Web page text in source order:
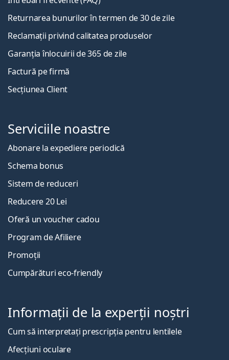
Returnarea bunurilor în termen de 30 de zile
Reclamații privind calitatea produselor
Garanția înlocuirii de 365 de zile
Factură pe firmă
Secțiunea Client
Serviciile noastre
Abonare la expediere periodică
Schema bonus
Sistem de reduceri
Reducere 20 Lei
Oferă un voucher cadou
Program de Afiliere
Promoții
Cumpărături eco-friendly
Informații de la experții noștri
Cum să interpretați prescripția pentru lentilele
Afecțiuni oculare